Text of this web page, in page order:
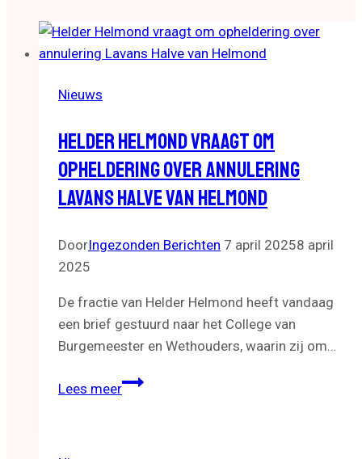
Nieuws
Helder Helmond Vraagt Om
Opheldering Over Annulering
Lavans Halve Van Helmond
DoorIngezonden Berichten 7 april 20258 april
2025
De fractie van Helder Helmond heeft vandaag
een brief gestuurd naar het College van
Burgemeester en Wethouders, waarin zij om…
Lees meerHelder